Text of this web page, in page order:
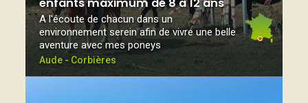
A l'écoute de chacun dans un
environnement serein afin de vivre une belle
aventure avec mes poneys
Aude - Corbières